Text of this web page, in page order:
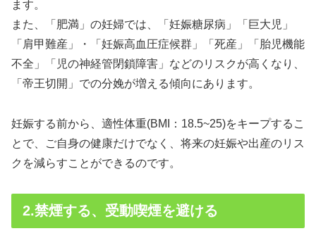
ます。
また、「肥満」の妊婦では、「妊娠糖尿病」「巨大児」
「肩甲難産」・「妊娠高血圧症候群」「死産」「胎児機能
不全」「児の神経管閉鎖障害」などのリスクが高くなり、
「帝王切開」での分娩が増える傾向にあります。
妊娠する前から、適性体重(BMI：18.5~25)をキープするこ
とで、ご自身の健康だけでなく、将来の妊娠や出産のリス
クを減らすことができるのです。
2.禁煙する、受動喫煙を避ける